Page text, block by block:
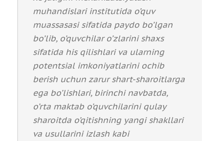
muhandislari institutida o’quv
muassasasi sifatida paydo bo’lgan
bo’lib, o’quvchilar o’zlarini shaxs
sifatida his qilishlari va ularning
potentsial imkoniyatlarini ochib
berish uchun zarur shart-sharoitlarga
ega bo’lishlari, birinchi navbatda,
o’rta maktab o’quvchilarini qulay
sharoitda o’qitishning yangi shakllari
va usullarini izlash kabi